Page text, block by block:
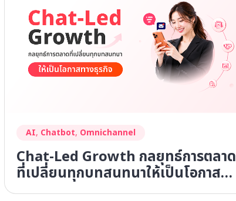
AI, Chatbot, Omnichannel
Chat-Led Growth กลยุทธ์การตลาด
ที่เปลี่ยนทุกบทสนทนาให้เป็นโอกาส
ทางธุรกิจ